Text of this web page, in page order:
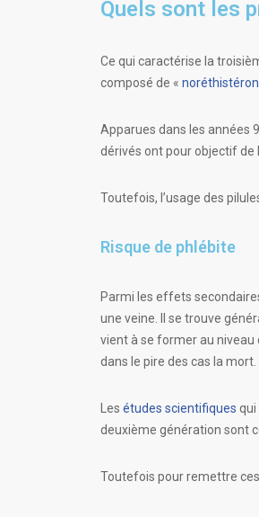
Quels sont les
Ce qui caractérise la
composé de «
Apparues dans les années
dérivés ont pour objectif de
Toutefois, l’usage des
Risque de phlébite
Parmi les effets
une veine. Il se trouve
vient à se former au niveau
dans le pire des cas la mort.
Les études scientifiques qui
deuxième génération sont
Toutefois pour remettre